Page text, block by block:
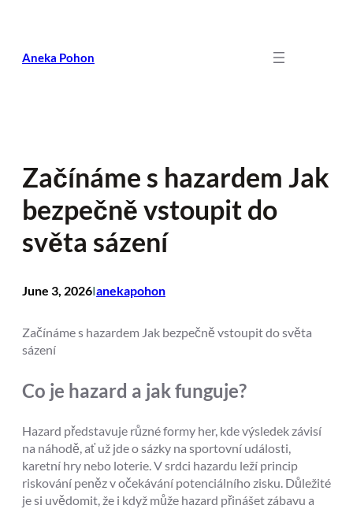
Aneka Pohon
Začínáme s hazardem Jak
bezpečně vstoupit do
světa sázení
June 3, 2026Ianekapohon
Začínáme s hazardem Jak bezpečně vstoupit do světa
sázení
Co je hazard a jak funguje?
Hazard představuje různé formy her, kde výsledek závisí
na náhodě, ať už jde o sázky na sportovní události,
karetní hry nebo loterie. V srdci hazardu leží princip
riskování peněz v očekávání potenciálního zisku. Důležité
je si uvědomit, že i když může hazard přinášet zábavu a